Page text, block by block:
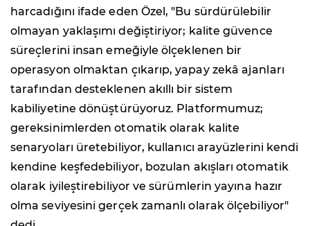
harcadığını ifade eden Özel, "Bu sürdürülebilir
olmayan yaklaşımı değiştiriyor; kalite güvence
süreçlerini insan emeğiyle ölçeklenen bir
operasyon olmaktan çıkarıp, yapay zekâ ajanları
tarafından desteklenen akıllı bir sistem
kabiliyetine dönüştürüyoruz. Platformumuz;
gereksinimlerden otomatik olarak kalite
senaryoları üretebiliyor, kullanıcı arayüzlerini kendi
kendine keşfedebiliyor, bozulan akışları otomatik
olarak iyileştirebiliyor ve sürümlerin yayına hazır
olma seviyesini gerçek zamanlı olarak ölçebiliyor"